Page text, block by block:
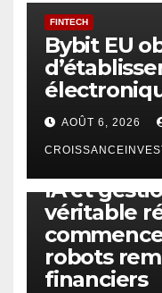
FINTECH
Bybit EU
AOÛT 6, 2026
IA et
véritable
robots
financiers